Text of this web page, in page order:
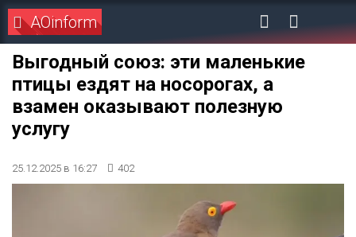
AOinform
Выгодный союз: эти маленькие
птицы ездят на носорогах, а
взамен оказывают полезную
услугу
25.12.2025 в 16:27 402